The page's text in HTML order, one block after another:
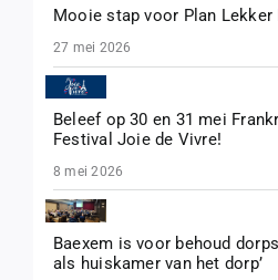
Mooie stap voor Plan Lekker
27 mei 2026
Beleef op 30 en 31 mei
Festival Joie de Vivre!
8 mei 2026
Baexem is voor behoud
als huiskamer van het dorp’